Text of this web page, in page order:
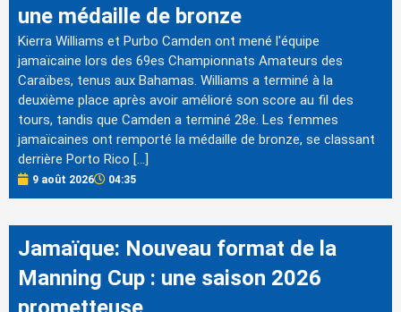
une médaille de bronze
Kierra Williams et Purbo Camden ont mené l'équipe
jamaïcaine lors des 69es Championnats Amateurs des
Caraïbes, tenus aux Bahamas. Williams a terminé à la
deuxième place après avoir amélioré son score au fil des
tours, tandis que Camden a terminé 28e. Les femmes
jamaïcaines ont remporté la médaille de bronze, se classant
derrière Porto Rico […]
9 août 2026 04:35
Jamaïque: Nouveau format de la
Manning Cup : une saison 2026